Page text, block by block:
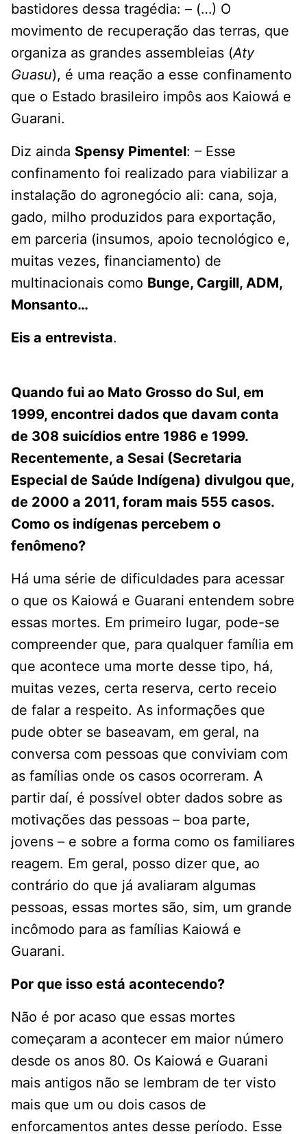
bastidores dessa tragédia: – (…) O
movimento de recuperação das terras, que
organiza as grandes assembleias (Aty
Guasu), é uma reação a esse confinamento
que o Estado brasileiro impôs aos Kaiowá e
Guarani.
Diz ainda Spensy Pimentel: – Esse
confinamento foi realizado para viabilizar a
instalação do agronegócio ali: cana, soja,
gado, milho produzidos para exportação,
em parceria (insumos, apoio tecnológico e,
muitas vezes, financiamento) de
multinacionais como Bunge, Cargill, ADM,
Monsanto…
Eis a entrevista.
Quando fui ao Mato Grosso do Sul, em
1999, encontrei dados que davam conta
de 308 suicídios entre 1986 e 1999.
Recentemente, a Sesai (Secretaria
Especial de Saúde Indígena) divulgou que,
de 2000 a 2011, foram mais 555 casos.
Como os indígenas percebem o
fenômeno?
Há uma série de dificuldades para acessar
o que os Kaiowá e Guarani entendem sobre
essas mortes. Em primeiro lugar, pode-se
compreender que, para qualquer família em
que acontece uma morte desse tipo, há,
muitas vezes, certa reserva, certo receio
de falar a respeito. As informações que
pude obter se baseavam, em geral, na
conversa com pessoas que conviviam com
as famílias onde os casos ocorreram. A
partir daí, é possível obter dados sobre as
motivações das pessoas – boa parte,
jovens – e sobre a forma como os familiares
reagem. Em geral, posso dizer que, ao
contrário do que já avaliaram algumas
pessoas, essas mortes são, sim, um grande
incômodo para as famílias Kaiowá e
Guarani.
Por que isso está acontecendo?
Não é por acaso que essas mortes
começaram a acontecer em maior número
desde os anos 80. Os Kaiowá e Guarani
mais antigos não se lembram de ter visto
mais que um ou dois casos de
enforcamentos antes desse período. Esse